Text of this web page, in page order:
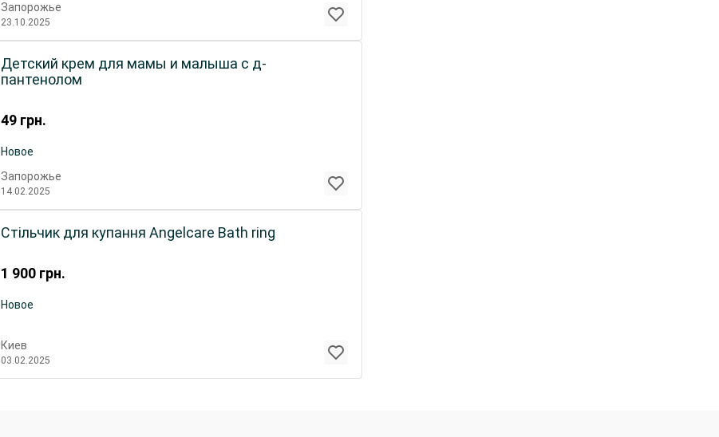
Запорожье
23.10.2025
49 грн.
Детский крем для мамы и малыша с д-
пантенолом
Новое
Запорожье
14.02.2025
1 900 грн.
Стільчик для купання Angelcare Bath ring
Новое
Киев
03.02.2025